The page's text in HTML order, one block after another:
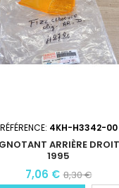
RÉFÉRENCE: 4KH-H3342-00
ARRIÈRE
1995
7,06 € 8,30 €